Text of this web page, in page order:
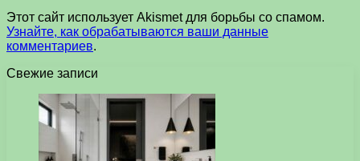
Этот сайт использует Akismet для борьбы со спамом.
Узнайте, как обрабатываются ваши данные
комментариев.
Свежие записи